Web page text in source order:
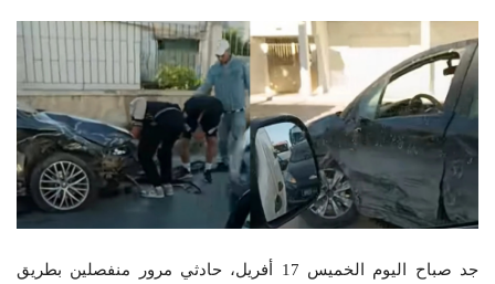
جد صباح اليوم الخميس 17 أفريل، حادثي مرور منفصلين بطريق